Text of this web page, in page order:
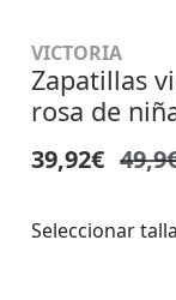
VICTORIA
Zapatillas
rosa de
39,92€
Seleccionar talla